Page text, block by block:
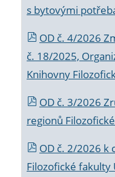
s bytovými
OD č. 4/2026
č. 18/2025,
Knihovny
OD č. 3/2026
regionů
OD č. 2/2026 k
Filozofické